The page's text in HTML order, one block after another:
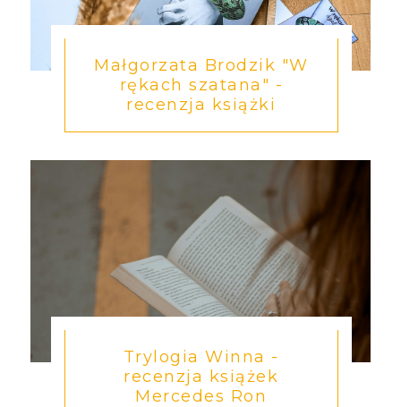
Małgorzata Brodzik "W
rękach szatana" -
recenzja książki
Trylogia Winna -
recenzja książek
Mercedes Ron